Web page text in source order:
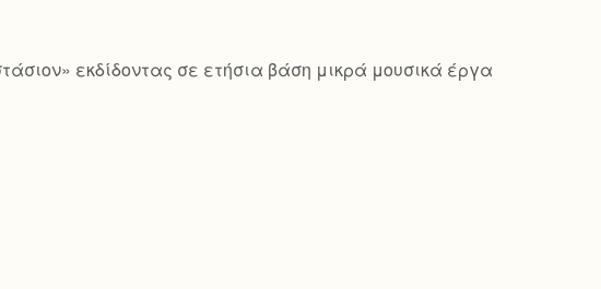
εκδίδοντας σε ετήσια βάση μικρά μουσικά έργα